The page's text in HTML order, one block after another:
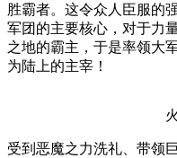
胜霸者。这令众人臣服的
军团的主要核心，对于力
之地的霸主，于是率领大
为陆上的主宰！
受到恶魔之力洗礼、带领